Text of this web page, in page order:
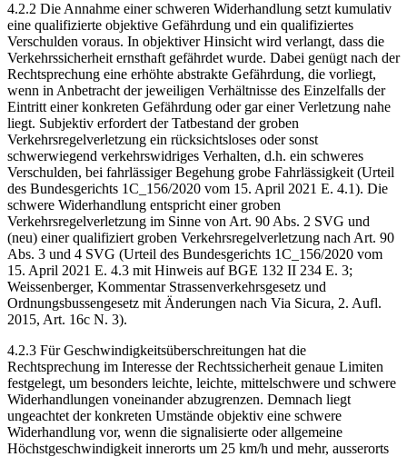
4.2.2 Die Annahme einer schweren Widerhandlung setzt kumulativ
eine qualifizierte objektive Gefährdung und ein qualifiziertes
Verschulden voraus. In objektiver Hinsicht wird verlangt, dass die
Verkehrssicherheit ernsthaft gefährdet wurde. Dabei genügt nach der
Rechtsprechung eine erhöhte abstrakte Gefährdung, die vorliegt,
wenn in Anbetracht der jeweiligen Verhältnisse des Einzelfalls der
Eintritt einer konkreten Gefährdung oder gar einer Verletzung nahe
liegt. Subjektiv erfordert der Tatbestand der groben
Verkehrsregelverletzung ein rücksichtsloses oder sonst
schwerwiegend verkehrswidriges Verhalten, d.h. ein schweres
Verschulden, bei fahrlässiger Begehung grobe Fahrlässigkeit (Urteil
des Bundesgerichts 1C_156/2020 vom 15. April 2021 E. 4.1). Die
schwere Widerhandlung entspricht einer groben
Verkehrsregelverletzung im Sinne von Art. 90 Abs. 2 SVG und
(neu) einer qualifiziert groben Verkehrsregelverletzung nach Art. 90
Abs. 3 und 4 SVG (Urteil des Bundesgerichts 1C_156/2020 vom
15. April 2021 E. 4.3 mit Hinweis auf BGE 132 II 234 E. 3;
Weissenberger, Kommentar Strassenverkehrsgesetz und
Ordnungsbussengesetz mit Änderungen nach Via Sicura, 2. Aufl.
2015, Art. 16c N. 3).
4.2.3 Für Geschwindigkeitsüberschreitungen hat die
Rechtsprechung im Interesse der Rechtssicherheit genaue Limiten
festgelegt, um besonders leichte, leichte, mittelschwere und schwere
Widerhandlungen voneinander abzugrenzen. Demnach liegt
ungeachtet der konkreten Umstände objektiv eine schwere
Widerhandlung vor, wenn die signalisierte oder allgemeine
Höchstgeschwindigkeit innerorts um 25 km/h und mehr, ausserorts